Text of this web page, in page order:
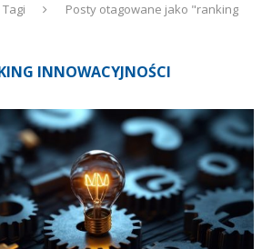
Tagi
Posty otagowane jako "ranking
INNOWACYJNOŚCI